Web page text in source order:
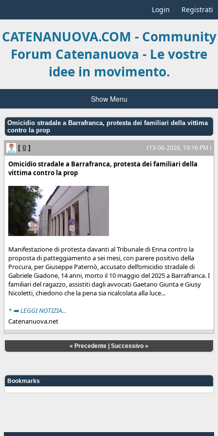
Login Registrati
CATENANUOVA.COM - Community
Forum Catenanuova - Le vostre
idee in movimento.
Show Menu
Omicidio stradale a Barrafranca, protesta dei familiari della vittima
contro la prop
(13-06-2026, 10:16 PM )
[ 0 ]
Omicidio stradale a Barrafranca, protesta dei familiari della
vittima contro la prop
Manifestazione di protesta davanti al Tribunale di Enna contro la
proposta di patteggiamento a sei mesi, con parere positivo della
Procura, per Giuseppe Paternò, accusato dell’omicidio stradale di
Gabriele Giadone, 14 anni, morto il 10 maggio del 2025 a Barrafranca. I
familiari del ragazzo, assistiti dagli avvocati Gaetano Giunta e Giusy
Nicoletti, chiedono che la pena sia ricalcolata alla luce...
* ➡️ LEGGI NOTIZIA...
Catenanuova.net
« Precedente Successivo »
Bookmarks